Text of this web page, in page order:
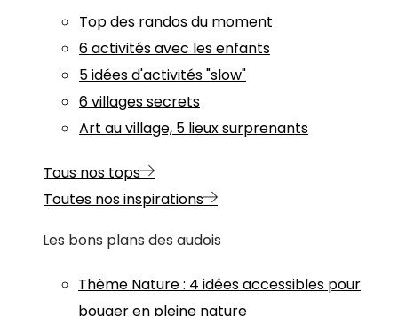
Top des randos du moment
6 activités avec les enfants
5 idées d'activités "slow"
6 villages secrets
Art au village, 5 lieux surprenants
Tous nos tops
Toutes nos inspirations
Les bons plans des audois
Thème Nature: 4 idées accessibles pour
bouger en pleine nature